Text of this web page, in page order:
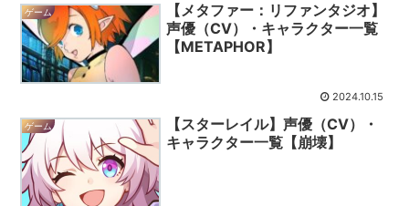
ゲーム
【メタファー：リファンタジオ】
声優（CV）・キャラクター一覧
【METAPHOR】
2024.10.15
ゲーム
【スターレイル】声優（CV）・
キャラクター一覧【崩壊】